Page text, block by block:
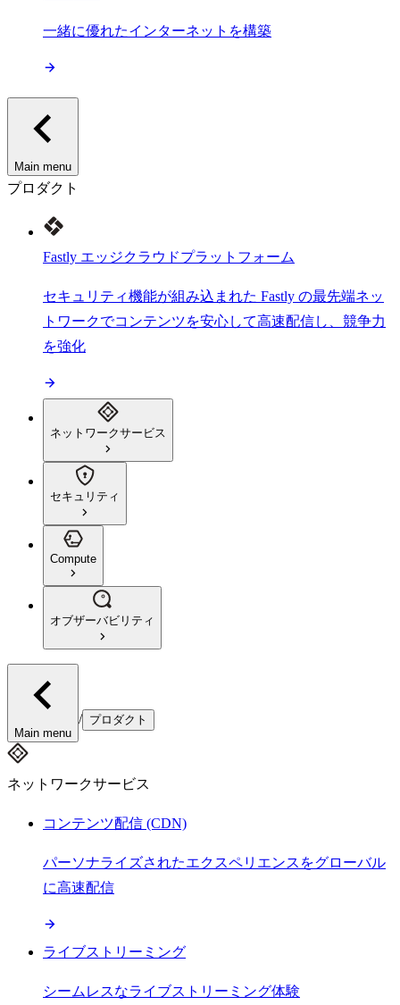
一緒に優れたインターネットを構築
Main menu
プロダクト
Fastly エッジクラウドプラットフォーム
セキュリティ機能が組み込まれた Fastly の最先端ネッ
トワークでコンテンツを安心して高速配信し、競争力
を強化
ネットワークサービス
セキュリティ
Compute
オブザーバビリティ
Main menu
/ プロダクト
ネットワークサービス
コンテンツ配信 (CDN)
パーソナライズされたエクスペリエンスをグローバル
に高速配信
ライブストリーミング
シームレスなライブストリーミング体験